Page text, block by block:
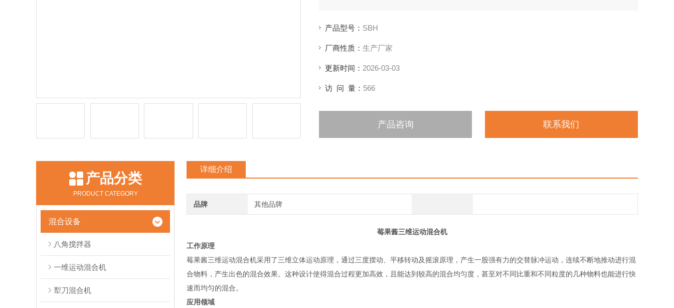
产品型号： SBH
厂商性质： 生产厂家
更新时间： 2026-03-03
访 问 量： 566
产品咨询 联系我们
产品分类
PRODUCT CATEGORY
混合设备
八角搅拌器
一维运动混合机
犁刀混合机
详细介绍
品牌 其他品牌
莓果酱三维运动混合机
工作原理
莓果酱三维运动混合机采用了三维立体运动原理，通过三度摆动、平移转动及摇滚原理，产生一股强有力的交替脉冲运动，连续不断地推动进行混
合物料，产生出色的混合效果。这种设计使得混合过程更加高效，且能达到较高的混合均匀度，甚至对不同比重和不同粒度的几种物料也能进行快
速而均匀的混合‌。
应用领域